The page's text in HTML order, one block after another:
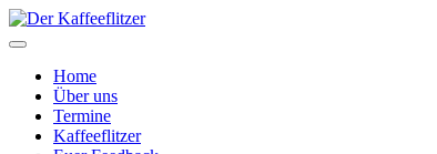
Home
Über uns
Termine
Kaffeeflitzer